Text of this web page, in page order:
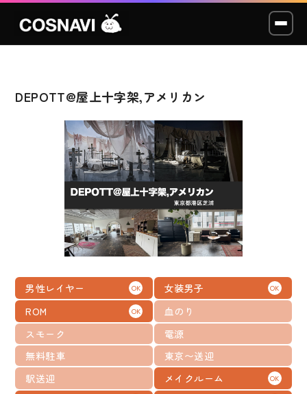
コスプレイベント
モデル撮影会
スタジオ
LABO
メディア
お知らせ
DEPOTT@屋上十字架,アメリカン
男性レイヤー OK 女装男子 OK
ROM OK
血のり
スモーク
電源
無料駐車
東京〜送迎
駅送迎
メイクルーム OK